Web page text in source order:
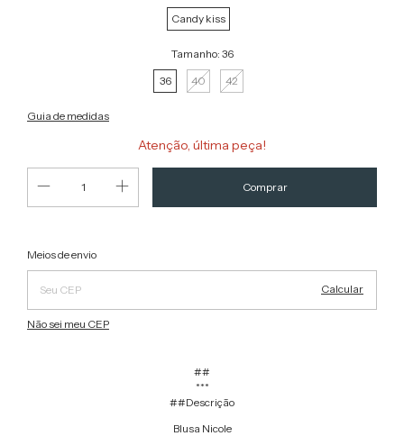
Candy kiss
Tamanho: 36
36
40 42
Guia de medidas
Atenção, última peça!
Entregas para o CEP:
Meios de envio
Calcular
Não sei meu CEP
##
***
##Descrição
Blusa Nicole